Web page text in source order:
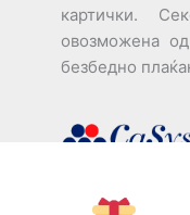
картички.
овозможена
безбедно